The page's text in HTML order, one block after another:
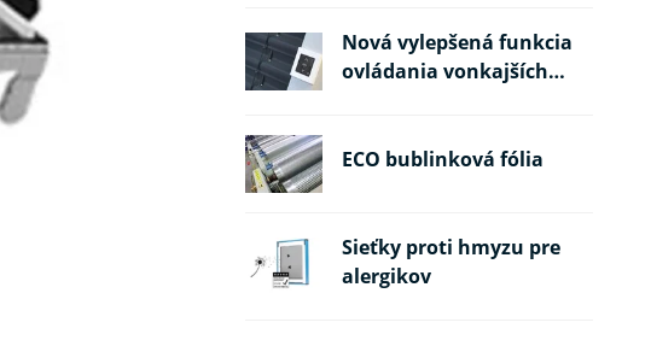
Nová vylepšená funkcia
ovládania vonkajších
ECO bublinková fólia
Sieťky proti hmyzu pre
alergikov